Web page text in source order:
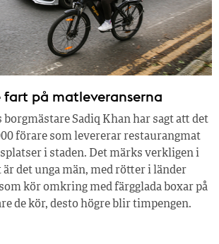
fart på matleveranserna
borgmästare Sadiq Khan har sagt att det
förare som levererar restaurangmat
i staden. Det märks verkligen i
det unga män, med rötter i länder
kör omkring med färgglada boxar på
de kör, desto högre blir timpengen.